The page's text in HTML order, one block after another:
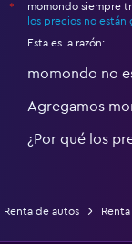
*
momondo siempre
los precios no están
Esta es la razón:
momondo no
Agregamos
¿Por qué los
Renta de autos